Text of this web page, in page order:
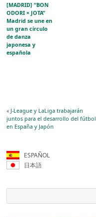
[MADRID] “BON
ODORI × JOTA”
Madrid se une en
un gran círculo
de danza
japonesa y
española
« J-League y LaLiga trabajarán
juntos para el desarrollo del fútbol
en España y Japón
ESPAÑOL
日本語